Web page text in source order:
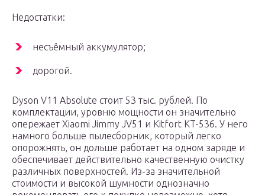
Недостатки:
несъёмный аккумулятор;
дорогой.
Dyson V11 Absolute стоит 53 тыс. рублей. По
комплектации, уровню мощности он значительно
опережает Xiaomi Jimmy JV51 и Kitfort KT-536. У него
намного больше пылесборник, который легко
опорожнять, он дольше работает на одном заряде и
обеспечивает действительно качественную очистку
различных поверхностей. Из-за значительной
стоимости и высокой шумности однозначно